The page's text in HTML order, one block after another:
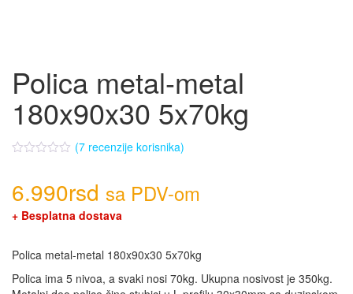
Polica metal-metal
180x90x30 5x70kg
(7recenzije korisnika)
6.990rsd sa PDV-om
+ Besplatna dostava
Polica metal-metal 180x90x30 5x70kg
Polica ima 5 nivoa, a svaki nosi 70kg. Ukupna nosivost je 350kg.